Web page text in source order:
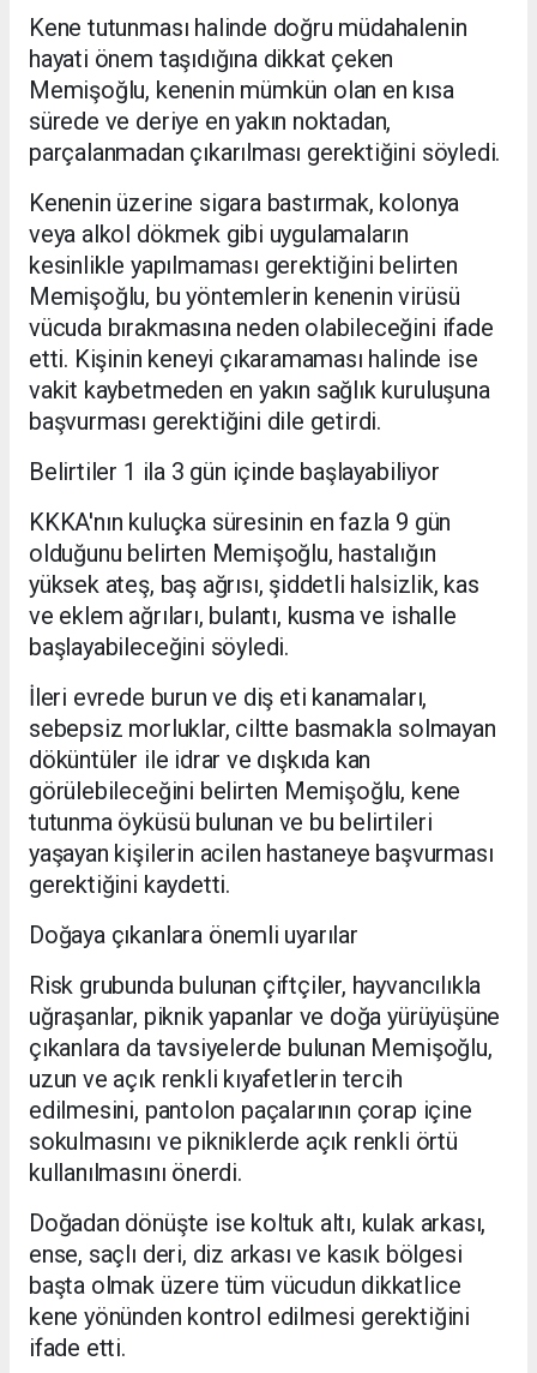
Kene tutunması halinde doğru müdahalenin
hayati önem taşıdığına dikkat çeken
Memişoğlu, kenenin mümkün olan en kısa
sürede ve deriye en yakın noktadan,
parçalanmadan çıkarılması gerektiğini söyledi.
Kenenin üzerine sigara bastırmak, kolonya
veya alkol dökmek gibi uygulamaların
kesinlikle yapılmaması gerektiğini belirten
Memişoğlu, bu yöntemlerin kenenin virüsü
vücuda bırakmasına neden olabileceğini ifade
etti. Kişinin keneyi çıkaramaması halinde ise
vakit kaybetmeden en yakın sağlık kuruluşuna
başvurması gerektiğini dile getirdi.
Belirtiler 1 ila 3 gün içinde başlayabiliyor
KKKA'nın kuluçka süresinin en fazla 9 gün
olduğunu belirten Memişoğlu, hastalığın
yüksek ateş, baş ağrısı, şiddetli halsizlik, kas
ve eklem ağrıları, bulantı, kusma ve ishalle
başlayabileceğini söyledi.
İleri evrede burun ve diş eti kanamaları,
sebepsiz morluklar, ciltte basmakla solmayan
döküntüler ile idrar ve dışkıda kan
görülebileceğini belirten Memişoğlu, kene
tutunma öyküsü bulunan ve bu belirtileri
yaşayan kişilerin acilen hastaneye başvurması
gerektiğini kaydetti.
Doğaya çıkanlara önemli uyarılar
Risk grubunda bulunan çiftçiler, hayvancılıkla
uğraşanlar, piknik yapanlar ve doğa yürüyüşüne
çıkanlara da tavsiyelerde bulunan Memişoğlu,
uzun ve açık renkli kıyafetlerin tercih
edilmesini, pantolon paçalarının çorap içine
sokulmasını ve pikniklerde açık renkli örtü
kullanılmasını önerdi.
Doğadan dönüşte ise koltuk altı, kulak arkası,
ense, saçlı deri, diz arkası ve kasık bölgesi
başta olmak üzere tüm vücudun dikkatlice
kene yönünden kontrol edilmesi gerektiğini
ifade etti.